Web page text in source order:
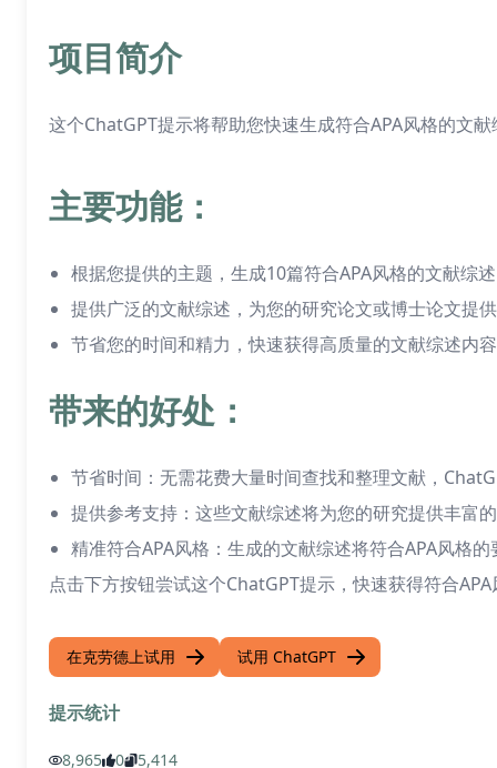
项目简介
这个ChatGPT提示将帮助您快速生成符合APA风格的文
主要功能：
根据您提供的主题，生成10篇符合APA风格的文献综述
提供广泛的文献综述，为您的研究论文或博士论文提
节省您的时间和精力，快速获得高质量的文献综述内容
带来的好处：
节省时间：无需花费大量时间查找和整理文献，
提供参考支持：这些文献综述将为您的研究提供丰富
精准符合APA风格：生成的文献综述将符合APA风格
点击下方按钮尝试这个ChatGPT提示，快速获得符合
在克劳德上试用 试用 ChatGPT
提示统计
8,965 0 5,414